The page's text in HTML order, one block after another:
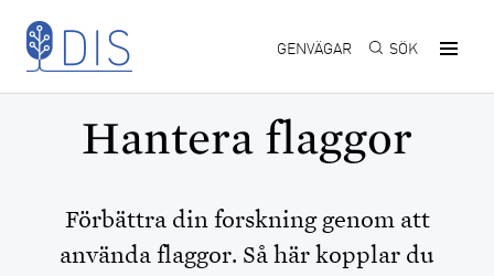
Hoppa till huvudinnehåll
GENVÄGAR SÖK
Hantera flaggor
Förbättra din forskning genom att
använda flaggor. Så här kopplar du